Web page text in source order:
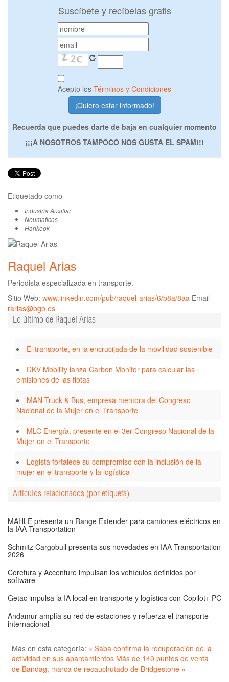
Suscíbete y recíbelas gratis
Acepto los Términos y Condiciones
Recuerda que puedes darte de baja en cualquier momento
¡¡¡A NOSOTROS TAMPOCO NOS GUSTA EL SPAM!!!
Etiquetado como
Industria Auxiliar
Neumaticos
Hankook
Raquel Arias
Periodista especializada en transporte.
Sitio Web: www.linkedin.com/pub/raquel-arias/6/b8a/8aa Email
rarias@bgo.es
Lo último de Raquel Arias
El transporte, en la encrucijada de la movilidad sostenible
DKV Mobility lanza Carbon Monitor para calcular las
emisiones de las flotas
MAN Truck & Bus, empresa mentora del Congreso
Nacional de la Mujer en el Transporte
MLC Energía, presente en el 3er Congreso Nacional de la
Mujer en el Transporte
Logista fortalece su compromiso con la inclusión de la
mujer en el transporte y la logística
Artículos relacionados (por etiqueta)
MAHLE presenta un Range Extender para camiones eléctricos en
la IAA Transportation
Schmitz Cargobull presenta sus novedades en IAA Transportation
2026
Coretura y Accenture impulsan los vehículos definidos por
software
Getac impulsa la IA local en transporte y logística con Copilot+ PC
Andamur amplía su red de estaciones y refuerza el transporte
internacional
Más en esta categoría: « Saba confirma la recuperación de la
actividad en sus aparcamientos Más de 140 puntos de venta
de Bandag, marca de recauchutado de Bridgestone »